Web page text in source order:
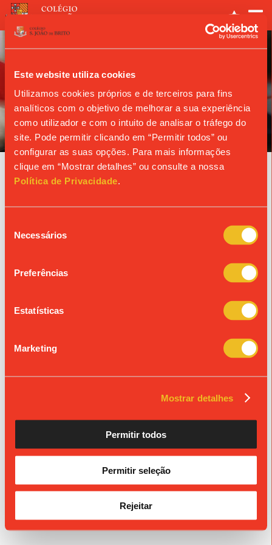
Este website utiliza cookies
Utilizamos cookies próprios e de terceiros para fins
analíticos com o objetivo de melhorar a sua experiência
como utilizador e com o intuito de analisar o tráfego do
site. Pode permitir clicando em “Permitir todos” ou
configurar as suas opções. Para mais informações
clique em “Mostrar detalhes” ou consulte a nossa
Política de Privacidade.
Necessários
Preferências
Estatísticas
Marketing
Mostrar detalhes
Permitir todos
Permitir seleção
Rejeitar
ANO LETIVO
Agenda